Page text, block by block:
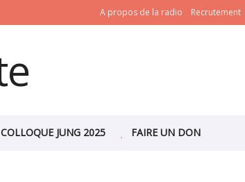
A propos de la radio Recrutement
COLLOQUE JUNG 2025 FAIRE UN DON